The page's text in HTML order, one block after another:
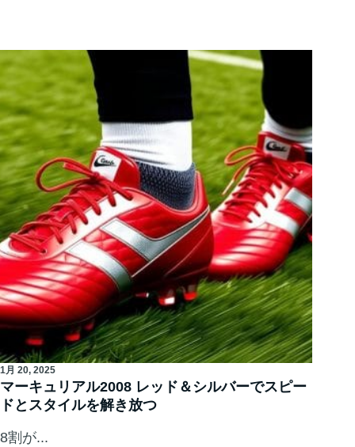
1月 20, 2025
マーキュリアル2008 レッド＆シルバーでスピー
ドとスタイルを解き放つ
8割が...